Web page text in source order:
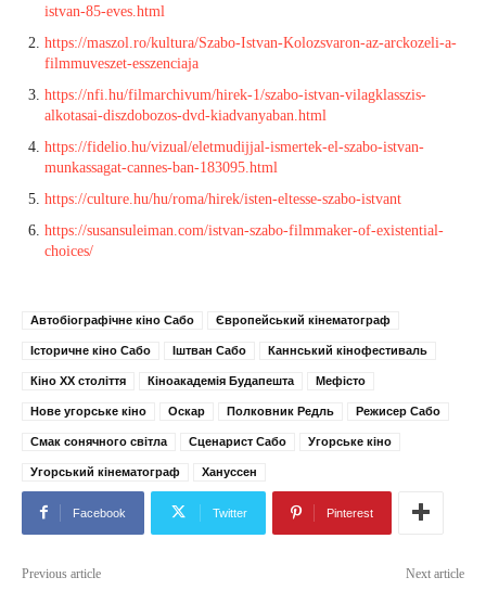
istvan-85-eves.html
https://maszol.ro/kultura/Szabo-Istvan-Kolozsvaron-az-arckozeli-a-
filmmuveszet-esszenciaja
https://nfi.hu/filmarchivum/hirek-1/szabo-istvan-vilagklasszis-
alkotasai-diszdobozos-dvd-kiadvanyaban.html
https://fidelio.hu/vizual/eletmudijjal-ismertek-el-szabo-istvan-
munkassagat-cannes-ban-183095.html
https://culture.hu/hu/roma/hirek/isten-eltesse-szabo-istvant
https://susansuleiman.com/istvan-szabo-filmmaker-of-existential-
choices/
Автобіографічне кіно Сабо Європейський кінематограф
Історичне кіно Сабо Іштван Сабо Каннський кінофестиваль
Кіно XX століття Кіноакадемія Будапешта Мефісто
Нове угорське кіно Оскар Полковник Редль Режисер Сабо
Смак сонячного світла Сценарист Сабо Угорське кіно
Угорський кінематограф Хануссен
Facebook Twitter Pinterest
Previous article Next article